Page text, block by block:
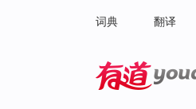
词典 翻译